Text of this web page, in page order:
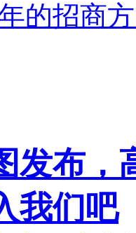
的招商
发布，
我们吧